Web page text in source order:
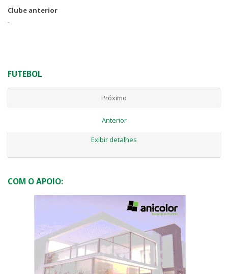
Clube anterior
-
FUTEBOL
Próximo
Anterior
Exibir detalhes
COM O APOIO: